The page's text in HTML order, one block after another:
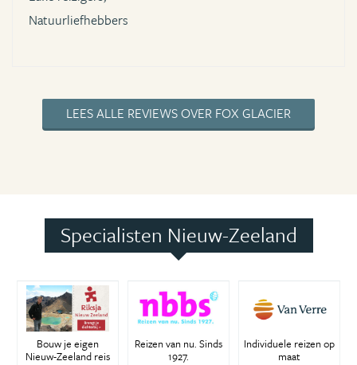
Natuurliefhebbers
LEES ALLE REVIEWS OVER FOX GLACIER
Specialisten Nieuw-Zeeland
Bouw je eigen
Nieuw-Zeeland reis
Reizen van nu. Sinds
1927.
Individuele reizen op
maat